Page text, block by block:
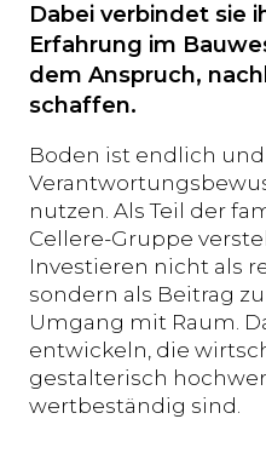
Dabei verbindet sie
Erfahrung im
dem Anspruch,
schaffen.
Boden ist endlich
nutzen. Als Teil der
Cellere-Gruppe
Investieren nicht als
sondern als Beitrag
Umgang mit Raum.
entwickeln, die
gestalterisch
wertbeständig sind.